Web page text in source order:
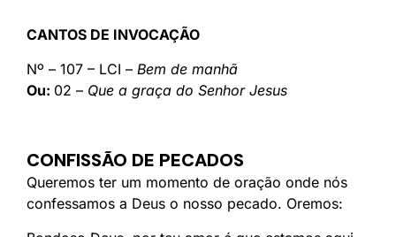
CANTOS DE INVOCAÇÃO
Nº – 107 – LCI – Bem de manhã
Ou: 02 – Que a graça do Senhor Jesus
CONFISSÃO DE PECADOS
Queremos ter um momento de oração onde nós
confessamos a Deus o nosso pecado. Oremos: